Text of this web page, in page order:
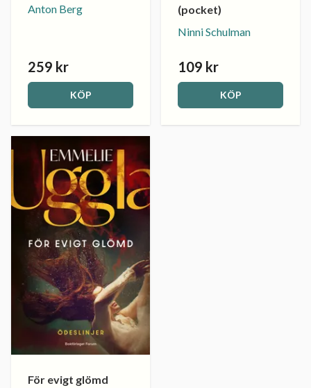
Anton Berg
259 kr
KÖP
(pocket)
Ninni Schulman
109 kr
KÖP
För evigt glömd